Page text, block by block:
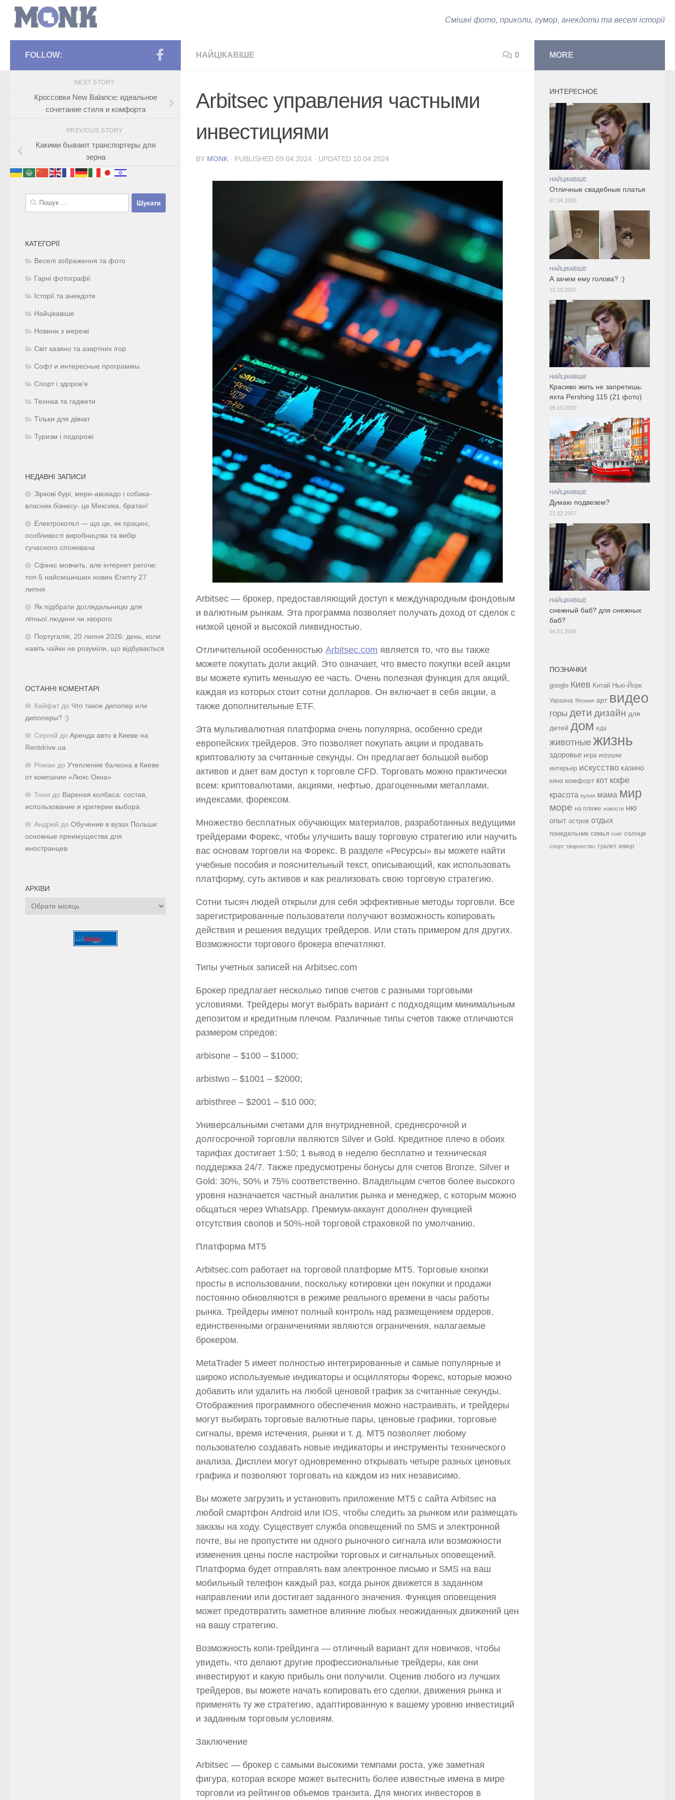
Смішні фото, приколи, гумор, анекдоти та веселі історії
НАЙЦІКАВІШЕ 0
Arbitsec управления частными
инвестициями
BY MONK · PUBLISHED 09.04.2024 · UPDATED 10.04.2024
Arbitsec — брокер, предоставляющий доступ к международным фондовым
и валютным рынкам. Эта программа позволяет получать доход от сделок с
низкой ценой и высокой ликвидностью.
Отличительной особенностью Arbitsec.com является то, что вы также
можете покупать доли акций. Это означает, что вместо покупки всей акции
вы можете купить меньшую ее часть. Очень полезная функция для акций,
каждая из которых стоит сотни долларов. Он включает в себя акции, а
также дополнительные ETF.
Эта мультивалютная платформа очень популярна, особенно среди
европейских трейдеров. Это позволяет покупать акции и продавать
криптовалюту за считанные секунды. Он предлагает большой выбор
активов и дает вам доступ к торговле CFD. Торговать можно практически
всем: криптовалютами, акциями, нефтью, драгоценными металлами,
индексами, форексом.
Множество бесплатных обучающих материалов, разработанных ведущими
трейдерами Форекс, чтобы улучшить вашу торговую стратегию или научить
вас основам торговли на Форекс. В разделе «Ресурсы» вы можете найти
учебные пособия и пояснительный текст, описывающий, как использовать
платформу, суть активов и как реализовать свою торговую стратегию.
Сотни тысяч людей открыли для себя эффективные методы торговли. Все
зарегистрированные пользователи получают возможность копировать
действия и решения ведущих трейдеров. Или стать примером для других.
Возможности торгового брокера впечатляют.
Типы учетных записей на Arbitsec.com
Брокер предлагает несколько типов счетов с разными торговыми
условиями. Трейдеры могут выбрать вариант с подходящим минимальным
депозитом и кредитным плечом. Различные типы счетов также отличаются
размером спредов:
arbisone – $100 – $1000;
arbistwo – $1001 – $2000;
arbisthree – $2001 – $10 000;
Универсальными счетами для внутридневной, среднесрочной и
долгосрочной торговли являются Silver и Gold. Кредитное плечо в обоих
тарифах достигает 1:50; 1 вывод в неделю бесплатно и техническая
поддержка 24/7. Также предусмотрены бонусы для счетов Bronze, Silver и
Gold: 30%, 50% и 75% соответственно. Владельцам счетов более высокого
уровня назначается частный аналитик рынка и менеджер, с которым можно
общаться через WhatsApp. Премиум-аккаунт дополнен функцией
отсутствия свопов и 50%-ной торговой страховкой по умолчанию.
Платформа МТ5
Arbitsec.com работает на торговой платформе MT5. Торговые кнопки
просты в использовании, поскольку котировки цен покупки и продажи
постоянно обновляются в режиме реального времени в часы работы
рынка. Трейдеры имеют полный контроль над размещением ордеров,
единственными ограничениями являются ограничения, налагаемые
брокером.
MetaTrader 5 имеет полностью интегрированные и самые популярные и
широко используемые индикаторы и осцилляторы Форекс, которые можно
добавить или удалить на любой ценовой график за считанные секунды.
Отображения программного обеспечения можно настраивать, и трейдеры
могут выбирать торговые валютные пары, ценовые графики, торговые
сигналы, время истечения, рынки и т. д. MT5 позволяет любому
пользователю создавать новые индикаторы и инструменты технического
анализа. Дисплеи могут одновременно открывать четыре разных ценовых
графика и позволяют торговать на каждом из них независимо.
Вы можете загрузить и установить приложение MT5 с сайта Arbitsec на
любой смартфон Android или IOS, чтобы следить за рынком или размещать
заказы на ходу. Существует служба оповещений по SMS и электронной
почте, вы не пропустите ни одного рыночного сигнала или возможности
изменения цены после настройки торговых и сигнальных оповещений.
Платформа будет отправлять вам электронное письмо и SMS на ваш
мобильный телефон каждый раз, когда рынок движется в заданном
направлении или достигает заданного значения. Функция оповещения
может предотвратить заметное влияние любых неожиданных движений цен
на вашу стратегию.
Возможность копи-трейдинга — отличный вариант для новичков, чтобы
увидеть, что делают другие профессиональные трейдеры, как они
инвестируют и какую прибыль они получили. Оценив любого из лучших
трейдеров, вы можете начать копировать его сделки, движения рынка и
применять ту же стратегию, адаптированную к вашему уровню инвестиций
и заданным торговым условиям.
Заключение
Arbitsec — брокер с самыми высокими темпами роста, уже заметная
фигура, которая вскоре может вытеснить более известные имена в мире
торговли из рейтингов объемов транзита. Для многих инвесторов в
FOLLOW:
NEXT STORY
Кроссовки New Balance: идеальное
сочетание стиля и комфорта
PREVIOUS STORY
Какими бывают транспортеры для
зерна
Пошук:
КАТЕГОРІЇ
Веселі зображення та фото
Гарні фотографії
Історії та анекдоти
Найцікавіше
Новини з мережі
Світ казино та азартних ігор
Софт и интересные программы
Спорт і здоров'я
Техніка та гаджети
Тільки для дівчат
Туризм і подорожі
НЕДАВНІ ЗАПИСИ
Зіркові бурі, мери-авокадо і собака-
власник бізнесу- це Мексика, братан!
Електрокотел — що це, як працює,
особливості виробництва та вибір
сучасного споживача
Сфінкс мовчить, але інтернет регоче:
топ-5 найсмішніших новин Єгипту 27
липня
Як підібрати доглядальницю для
літньої людини чи хворого
Португалія, 20 липня 2026: день, коли
навіть чайки не розуміли, що відбувається
ОСТАННІ КОМЕНТАРІ
Кайфат до Что такое дипопер или
дипоперы? :)
Сергей до Аренда авто в Киеве на
Rentdrive.ua
Роман до Утепление балкона в Киеве
от компании «Люкс Окна»
Тоня до Вареная колбаса: состав,
использование и критерии выбора
Андрей до Обучение в вузах Польши:
основные преимущества для
иностранцев
АРХІВИ
Архіви
MORE
ИНТЕРЕСНОЕ
НАЙЦІКАВІШЕ
Отличные свадебные платья
07.04.2006
НАЙЦІКАВІШЕ
А зачем ему голова? :)
10.10.2007
НАЙЦІКАВІШЕ
Красиво жить не запретишь:
яхта Pershing 115 (21 фото)
09.10.2009
НАЙЦІКАВІШЕ
Думаю подвезем?
21.02.2007
НАЙЦІКАВІШЕ
снежный баб? для снежных
баб?
04.01.2006
ПОЗНАЧКИ
google Киев Китай Нью-Йорк
Украина Япония арт видео
горы дети дизайн для
детей дом еда
животные жизнь
здоровье игра игрушки
интерьер искусство казино
кино комфорт кот кофе
красота кухня мама мир
море на пляже новости ню
опыт остров отдых
понедельник семья снег солнце
спорт творчество туалет юмор